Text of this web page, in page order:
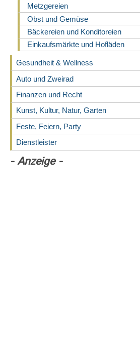
Metzgereien
Obst und Gemüse
Bäckereien und Konditoreien
Einkaufsmärkte und Hofläden
Gesundheit & Wellness
Auto und Zweirad
Finanzen und Recht
Kunst, Kultur, Natur, Garten
Feste, Feiern, Party
Dienstleister
- Anzeige -